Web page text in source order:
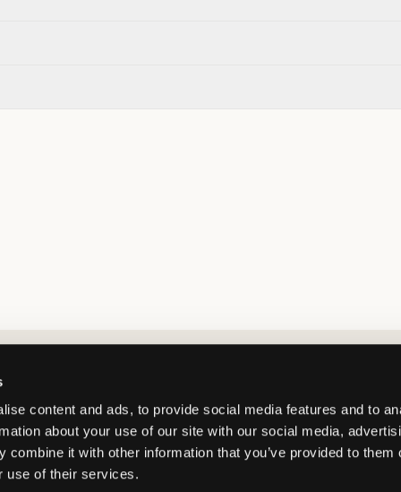
content and ads, to provide social media features and to
about your use of our site with our social media,
combine it with other information that you’ve provided to them
use of their services.